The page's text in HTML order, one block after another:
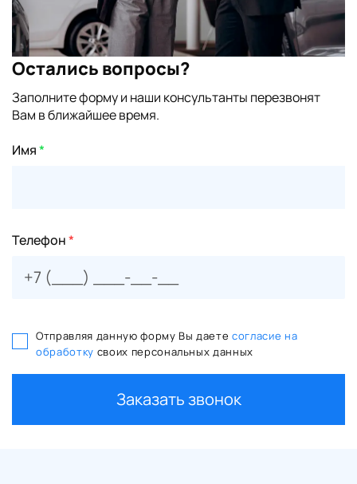
Остались вопросы?
Заполните форму и наши консультанты перезвонят
Вам в ближайшее время.
Имя*
Телефон*
Отправляя данную форму Вы даете согласие на
обработку своих персональных данных
Заказать звонок